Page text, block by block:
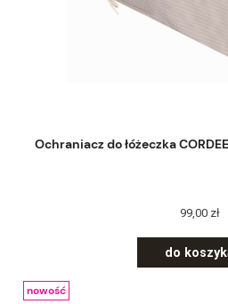
Ochraniacz do łóżeczka
99,00 zł
do
nowość